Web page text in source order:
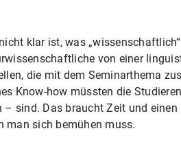
klar ist, was
von einer
die mit dem Seminarthema
Know-how müssten die
sind. Das braucht Zeit und
man sich bemühen muss.